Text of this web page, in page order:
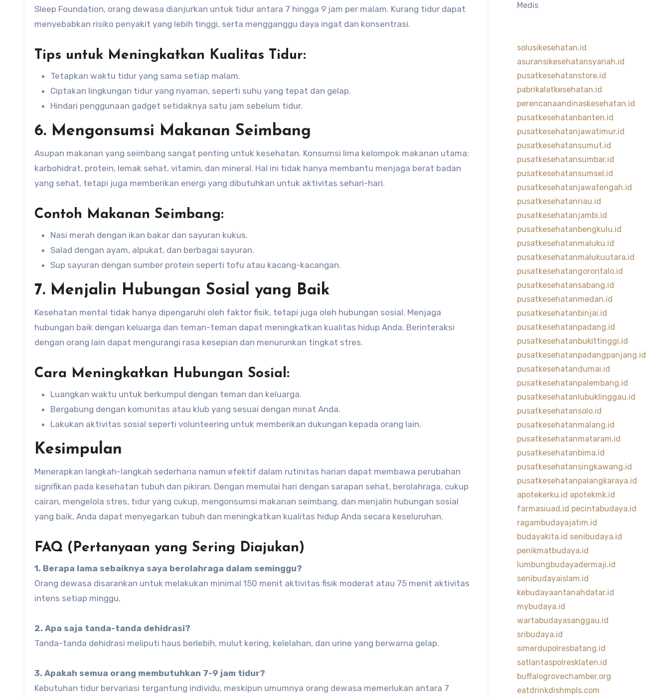
Sleep Foundation, orang dewasa dianjurkan untuk tidur antara 7 hingga 9 jam per malam. Kurang tidur dapat
menyebabkan risiko penyakit yang lebih tinggi, serta mengganggu daya ingat dan konsentrasi.
Tips untuk Meningkatkan Kualitas Tidur:
Tetapkan waktu tidur yang sama setiap malam.
Ciptakan lingkungan tidur yang nyaman, seperti suhu yang tepat dan gelap.
Hindari penggunaan gadget setidaknya satu jam sebelum tidur.
6. Mengonsumsi Makanan Seimbang
Asupan makanan yang seimbang sangat penting untuk kesehatan. Konsumsi lima kelompok makanan utama:
karbohidrat, protein, lemak sehat, vitamin, dan mineral. Hal ini tidak hanya membantu menjaga berat badan
yang sehat, tetapi juga memberikan energi yang dibutuhkan untuk aktivitas sehari-hari.
Contoh Makanan Seimbang:
Nasi merah dengan ikan bakar dan sayuran kukus.
Salad dengan ayam, alpukat, dan berbagai sayuran.
Sup sayuran dengan sumber protein seperti tofu atau kacang-kacangan.
7. Menjalin Hubungan Sosial yang Baik
Kesehatan mental tidak hanya dipengaruhi oleh faktor fisik, tetapi juga oleh hubungan sosial. Menjaga
hubungan baik dengan keluarga dan teman-teman dapat meningkatkan kualitas hidup Anda. Berinteraksi
dengan orang lain dapat mengurangi rasa kesepian dan menurunkan tingkat stres.
Cara Meningkatkan Hubungan Sosial:
Luangkan waktu untuk berkumpul dengan teman dan keluarga.
Bergabung dengan komunitas atau klub yang sesuai dengan minat Anda.
Lakukan aktivitas sosial seperti volunteering untuk memberikan dukungan kepada orang lain.
Kesimpulan
Menerapkan langkah-langkah sederhana namun efektif dalam rutinitas harian dapat membawa perubahan
signifikan pada kesehatan tubuh dan pikiran. Dengan memulai hari dengan sarapan sehat, berolahraga, cukup
cairan, mengelola stres, tidur yang cukup, mengonsumsi makanan seimbang, dan menjalin hubungan sosial
yang baik, Anda dapat menyegarkan tubuh dan meningkatkan kualitas hidup Anda secara keseluruhan.
FAQ (Pertanyaan yang Sering Diajukan)
1. Berapa lama sebaiknya saya berolahraga dalam seminggu?
Orang dewasa disarankan untuk melakukan minimal 150 menit aktivitas fisik moderat atau 75 menit aktivitas
intens setiap minggu.
2. Apa saja tanda-tanda dehidrasi?
Tanda-tanda dehidrasi meliputi haus berlebih, mulut kering, kelelahan, dan urine yang berwarna gelap.
3. Apakah semua orang membutuhkan 7-9 jam tidur?
Kebutuhan tidur bervariasi tergantung individu, meskipun umumnya orang dewasa memerlukan antara 7
Medis
solusikesehatan.id
asuransikesehatansyariah.id
pusatkesehatanstore.id
pabrikalatkesehatan.id
perencanaandinaskesehatan.id
pusatkesehatanbanten.id
pusatkesehatanjawatimur.id
pusatkesehatansumut.id
pusatkesehatansumbar.id
pusatkesehatansumsel.id
pusatkesehatanjawatengah.id
pusatkesehatanriau.id
pusatkesehatanjambi.id
pusatkesehatanbengkulu.id
pusatkesehatanmaluku.id
pusatkesehatanmalukuutara.id
pusatkesehatangorontalo.id
pusatkesehatansabang.id
pusatkesehatanmedan.id
pusatkesehatanbinjai.id
pusatkesehatanpadang.id
pusatkesehatanbukittinggi.id
pusatkesehatanpadangpanjang.id
pusatkesehatandumai.id
pusatkesehatanpalembang.id
pusatkesehatanlubuklinggau.id
pusatkesehatansolo.id
pusatkesehatanmalang.id
pusatkesehatanmataram.id
pusatkesehatanbima.id
pusatkesehatansingkawang.id
pusatkesehatanpalangkaraya.id
apotekerku.id apotekmk.id
farmasiuad.id pecintabudaya.id
ragambudayajatim.id
budayakita.id senibudaya.id
penikmatbudaya.id
lumbungbudayadermaji.id
senibudayaislam.id
kebudayaantanahdatar.id
mybudaya.id
wartabudayasanggau.id
sribudaya.id
simerdupolresbatang.id
satlantaspolresklaten.id
buffalogrovechamber.org
eatdrinkdishmpls.com